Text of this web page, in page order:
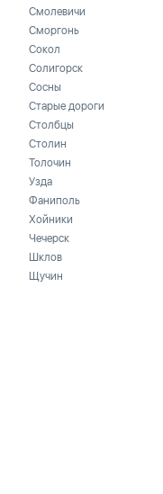
Смолевичи
Сморгонь
Сокол
Солигорск
Сосны
Старые дороги
Столбцы
Столин
Толочин
Узда
Фаниполь
Хойники
Чечерск
Шклов
Щучин